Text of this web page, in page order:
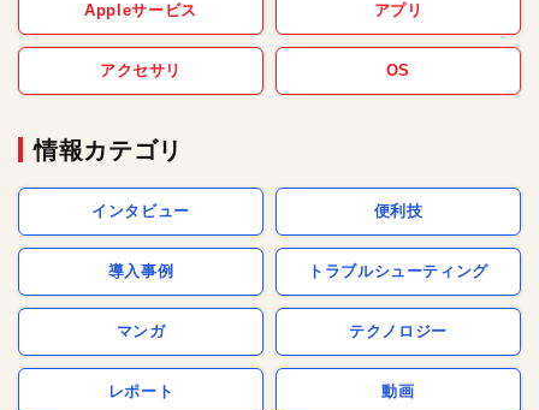
Appleサービス アプリ
アクセサリ OS
情報カテゴリ
インタビュー 便利技
導入事例 トラブルシューティング
マンガ テクノロジー
レポート 動画